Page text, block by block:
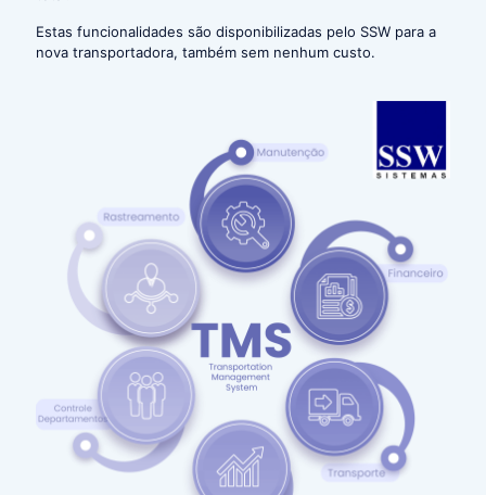
Estas funcionalidades são disponibilizadas pelo SSW para a
nova transportadora, também sem nenhum custo.